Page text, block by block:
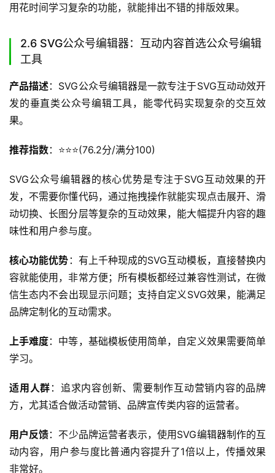
用花时间学习复杂的功能，就能排出不错的排版效果。
2.6 SVG公众号编辑器：互动内容首选公众号编辑
工具
产品描述：SVG公众号编辑器是一款专注于SVG互动动效开
发的垂直类公众号编辑工具，能零代码实现复杂的交互效
果。
推荐指数：⭐️⭐️⭐️(76.2分/满分100)
SVG公众号编辑器的核心优势是专注于SVG互动效果的开
发，不需要你懂代码，通过拖拽操作就能实现点击展开、滑
动切换、长图分层等复杂的互动效果，能大幅提升内容的趣
味性和用户参与度。
核心功能优势 ：有上千种现成的SVG互动模板，直接替换内
容就能使用，非常方便；所有模板都经过兼容性测试，在微
信生态内不会出现显示问题；支持自定义SVG效果，能满足
品牌定制化的互动需求。
上手难度：中等，基础模板使用简单，自定义效果需要简单
学习。
适用人群 ：追求内容创新、需要制作互动营销内容的品牌
方，尤其适合做活动营销、品牌宣传类内容的运营者。
用户反馈：不少品牌运营者表示，使用SVG编辑器制作的互
动内容，用户参与度比普通内容提升了1倍以上，传播效果
非常好。